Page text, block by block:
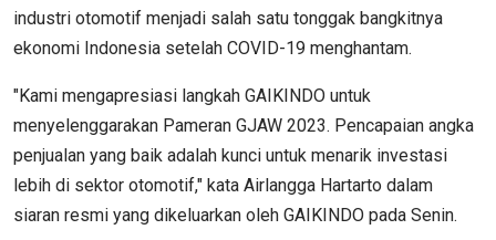
industri otomotif menjadi salah satu tonggak bangkitnya
ekonomi Indonesia setelah COVID-19 menghantam.
"Kami mengapresiasi langkah GAIKINDO untuk
menyelenggarakan Pameran GJAW 2023. Pencapaian angka
penjualan yang baik adalah kunci untuk menarik investasi
lebih di sektor otomotif," kata Airlangga Hartarto dalam
siaran resmi yang dikeluarkan oleh GAIKINDO pada Senin.